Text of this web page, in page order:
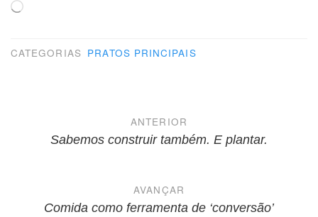
Carregando...
CATEGORIAS PRATOS PRINCIPAIS
NavegaçãoANTERIOR
Sabemos construir também. E plantar.
AVANÇAR
Comida como ferramenta de ‘conversão’